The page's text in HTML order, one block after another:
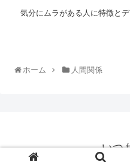
気分にムラがある人に特徴と
ホーム 人間関係
いつ